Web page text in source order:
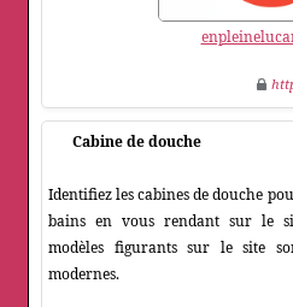
Cabine de douche
Identifiez les cabines de douche
bains en vous rendant sur le
modèles figurants sur le site
modernes.